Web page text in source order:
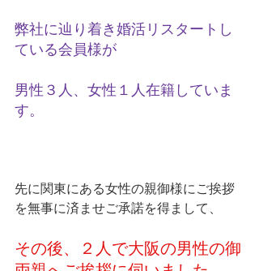
弊社に辿り着き婚活リスタートし
ている会員様が
男性３人、女性１人在籍していま
す。
先に関東にある女性の親御様にご挨拶
を無事に済ませご承諾を得まして、
その後、２人で大阪の男性の御